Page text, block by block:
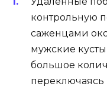
контрольную
саженцами
мужские
большое